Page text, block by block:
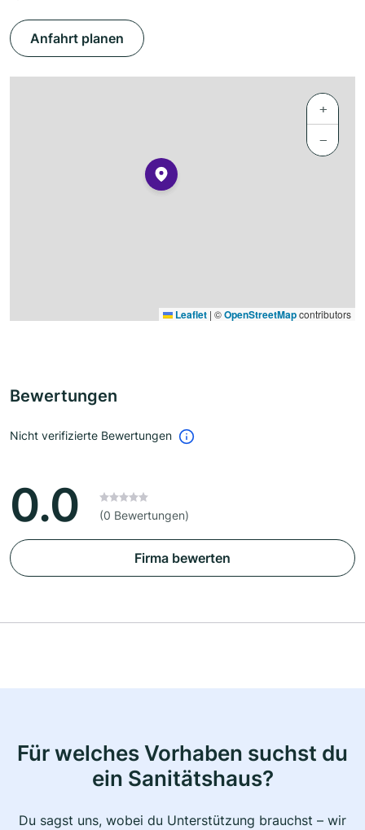
Anfahrt planen
+
−
Leaflet | ©OpenStreetMapcontributors
Bewertungen
Nicht verifizierte Bewertungen
0.0 (0 Bewertungen)
Firma bewerten
Für welches Vorhaben suchst du
ein Sanitätshaus?
Du sagst uns, wobei du Unterstützung brauchst – wir